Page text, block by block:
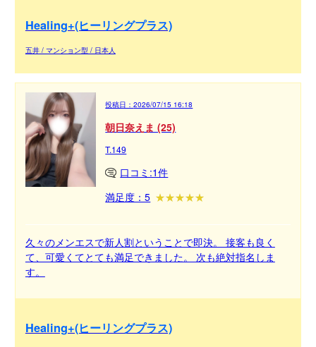
Healing+(ヒーリングプラス)
五井 / マンション型 / 日本人
投稿日：2026/07/15 16:18
朝日奈えま (25)
T.149
口コミ:1件
満足度：5
久々のメンエスで新人割ということで即決。 接客も良く
て、可愛くてとても満足できました。 次も絶対指名しま
す。
Healing+(ヒーリングプラス)